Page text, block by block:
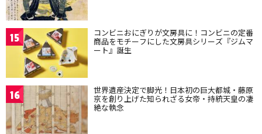
15 コンビニおにぎりが文房具に！コンビニの定番
商品をモチーフにした文房具シリーズ『ジムマ
ート』誕生
16 世界遺産決定で脚光！日本初の巨大都城・藤原
京を創り上げた知られざる女帝・持統天皇の凄
絶な執念